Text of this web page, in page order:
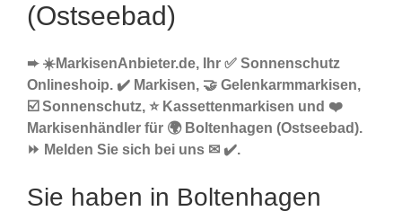
(Ostseebad)
➨ ☀️MarkisenAnbieter.de, Ihr ✅ Sonnenschutz
Onlineshoip. ✔️ Markisen, 🤝 Gelenkarmmarkisen,
☑️ Sonnenschutz, ⭐ Kassettenmarkisen und ❤️
Markisenhändler für 🌍 Boltenhagen (Ostseebad).
⏩ Melden Sie sich bei uns ✉ ✔️.
Sie haben in Boltenhagen